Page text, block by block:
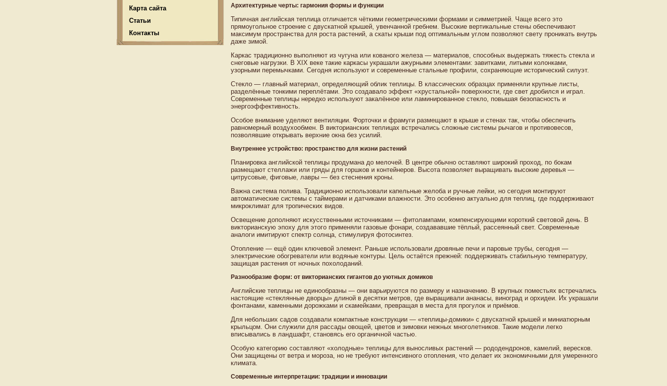
Карта сайта
Статьи
Контакты
Архитектурные черты: гармония формы и функции
Типичная английская теплица отличается чёткими геометрическими формами и симметрией. Чаще всего это
прямоугольное строение с двускатной крышей, увенчанной гребнем. Высокие вертикальные стены обеспечивают
максимум пространства для роста растений, а скаты крыши под оптимальным углом позволяют свету проникать внутрь
даже зимой.
Каркас традиционно выполняют из чугуна или кованого железа — материалов, способных выдержать тяжесть стекла и
снеговые нагрузки. В XIX веке такие каркасы украшали ажурными элементами: завитками, литыми колонками,
узорными перемычками. Сегодня используют и современные стальные профили, сохраняющие исторический силуэт.
Стекло — главный материал, определяющий облик теплицы. В классических образцах применяли крупные листы,
разделённые тонкими переплётами. Это создавало эффект «хрустальной» поверхности, где свет дробился и играл.
Современные теплицы нередко используют закалённое или ламинированное стекло, повышая безопасность и
энергоэффективность.
Особое внимание уделяют вентиляции. Форточки и фрамуги размещают в крыше и стенах так, чтобы обеспечить
равномерный воздухообмен. В викторианских теплицах встречались сложные системы рычагов и противовесов,
позволявшие открывать верхние окна без усилий.
Внутреннее устройство: пространство для жизни растений
Планировка английской теплицы продумана до мелочей. В центре обычно оставляют широкий проход, по бокам
размещают стеллажи или гряды для горшков и контейнеров. Высота позволяет выращивать высокие деревья —
цитрусовые, фиговые, лавры — без стеснения кроны.
Важна система полива. Традиционно использовали капельные желоба и ручные лейки, но сегодня монтируют
автоматические системы с таймерами и датчиками влажности. Это особенно актуально для теплиц, где поддерживают
микроклимат для тропических видов.
Освещение дополняют искусственными источниками — фитолампами, компенсирующими короткий световой день. В
викторианскую эпоху для этого применяли газовые фонари, создававшие тёплый, рассеянный свет. Современные
аналоги имитируют спектр солнца, стимулируя фотосинтез.
Отопление — ещё один ключевой элемент. Раньше использовали дровяные печи и паровые трубы, сегодня —
электрические обогреватели или водяные контуры. Цель остаётся прежней: поддерживать стабильную температуру,
защищая растения от ночных похолоданий.
Разнообразие форм: от викторианских гигантов до уютных домиков
Английские теплицы не единообразны — они варьируются по размеру и назначению. В крупных поместьях встречались
настоящие «стеклянные дворцы» длиной в десятки метров, где выращивали ананасы, виноград и орхидеи. Их украшали
фонтанами, каменными дорожками и скамейками, превращая в места для прогулок и приёмов.
Для небольших садов создавали компактные конструкции — «теплицы-домики» с двускатной крышей и миниатюрным
крыльцом. Они служили для рассады овощей, цветов и зимовки нежных многолетников. Такие модели легко
вписывались в ландшафт, становясь его органичной частью.
Особую категорию составляют «холодные» теплицы для выносливых растений — рододендронов, камелий, вересков.
Они защищены от ветра и мороза, но не требуют интенсивного отопления, что делает их экономичными для умеренного
климата.
Современные интерпретации: традиции и инновации